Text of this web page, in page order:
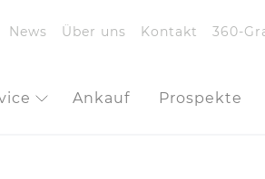
Ankauf Prospekte
News Über uns Kontakt 360-